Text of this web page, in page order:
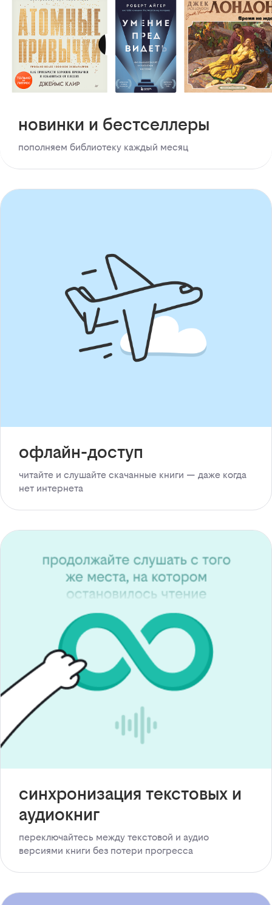
новинки и бестселлеры
пополняем библиотеку каждый месяц
офлайн-доступ
читайте и слушайте скачанные книги — даже когда
нет интернета
синхронизация текстовых и
аудиокниг
переключайтесь между текстовой и аудио
версиями книги без потери прогресса